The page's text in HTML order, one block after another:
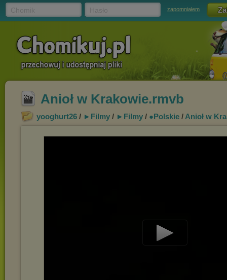
zapomniałem
Anioł w Krakowie.rmvb
yooghurt26 / ►Filmy / ►Filmy / ●Polskie / Anioł w